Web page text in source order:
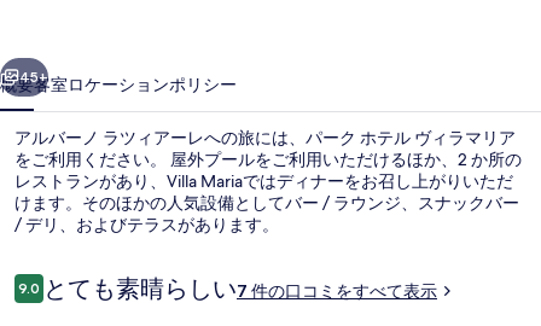
ィ
ラ
マ
リ
ア
の
写
次へ
45+
概要客室ロケーションポリシー
アルバーノ ラツィアーレへの旅には、パーク ホテル ヴィラマリア
をご利用ください。 屋外プールをご利用いただけるほか、2 か所の
レストランがあり、Villa Mariaではディナーをお召し上がりいただ
けます。そのほかの人気設備としてバー / ラウンジ、スナックバー
/ デリ、およびテラスがあります。
口
コ
9.010段階中9.0
とても素晴らしい7 件の口コミをすべて表示